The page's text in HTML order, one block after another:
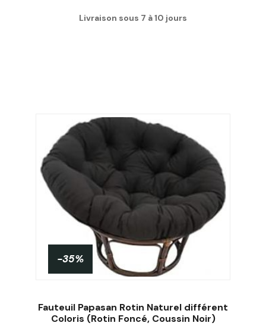
Livraison sous 7 à 10 jours
-35%
Fauteuil Papasan Rotin Naturel différent
Coloris (Rotin Foncé, Coussin Noir)